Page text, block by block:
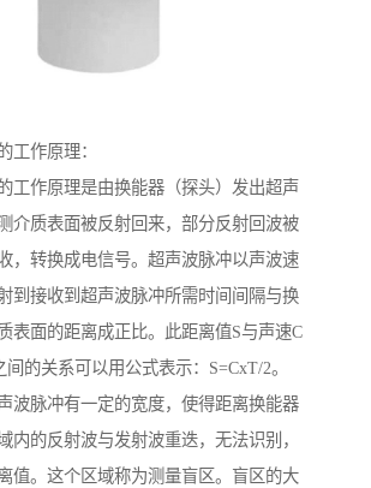
工作原理：
工作原理是由换能器（探头）发出超声
介质表面被反射回来，部分反射回波被
，转换成电信号。超声波脉冲以声波速
到接收到超声波脉冲所需时间间隔与换
表面的距离成正比。此距离值S与声速C
的关系可以用公式表示：S=CxT/2。
波脉冲有一定的宽度，使得距离换能器
内的反射波与发射波重迭，无法识别，
值。这个区域称为测量盲区。盲区的大